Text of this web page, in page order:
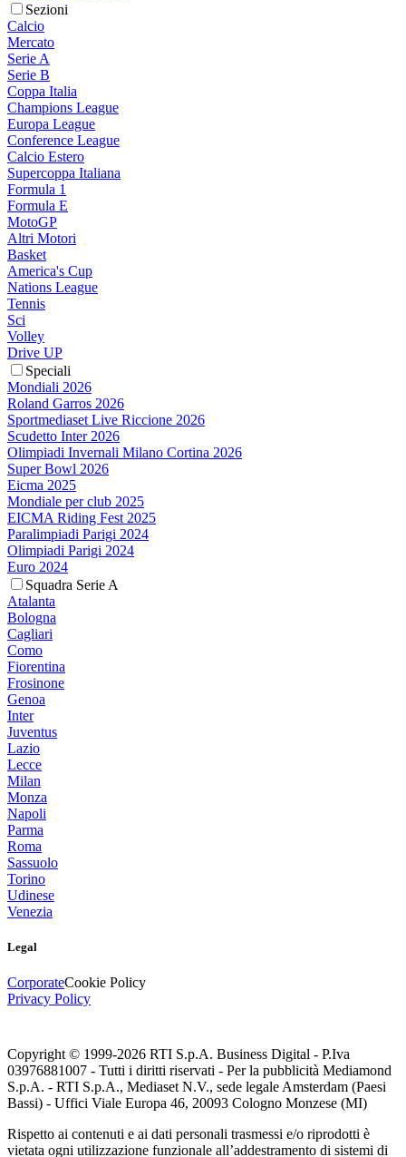
Sezioni
Calcio
Mercato
Serie A
Serie B
Coppa Italia
Champions League
Europa League
Conference League
Calcio Estero
Supercoppa Italiana
Formula 1
Formula E
MotoGP
Altri Motori
Basket
America's Cup
Nations League
Tennis
Sci
Volley
Drive UP
Speciali
Mondiali 2026
Roland Garros 2026
Sportmediaset Live Riccione 2026
Scudetto Inter 2026
Olimpiadi Invernali Milano Cortina 2026
Super Bowl 2026
Eicma 2025
Mondiale per club 2025
EICMA Riding Fest 2025
Paralimpiadi Parigi 2024
Olimpiadi Parigi 2024
Euro 2024
Squadra Serie A
Atalanta
Bologna
Cagliari
Como
Fiorentina
Frosinone
Genoa
Inter
Juventus
Lazio
Lecce
Milan
Monza
Napoli
Parma
Roma
Sassuolo
Torino
Udinese
Venezia
Legal
CorporateCookie Policy
Privacy Policy
Copyright © 1999-2026 RTI S.p.A. Business Digital - P.Iva
03976881007 - Tutti i diritti riservati - Per la pubblicità Mediamond
S.p.A. - RTI S.p.A., Mediaset N.V., sede legale Amsterdam (Paesi
Bassi) - Uffici Viale Europa 46, 20093 Cologno Monzese (MI)
Rispetto ai contenuti e ai dati personali trasmessi e/o riprodotti è
vietata ogni utilizzazione funzionale all’addestramento di sistemi di